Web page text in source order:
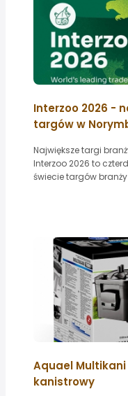
Interzoo 2026 -
targów w
Największe targi
Interzoo 2026 to
świecie targów branży
Aquael Multikani
kanistrowy